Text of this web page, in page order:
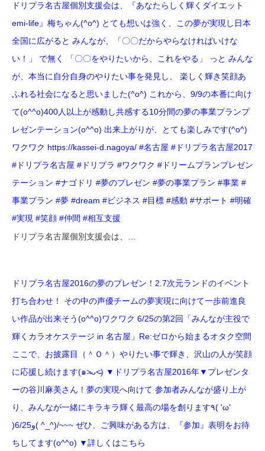
ドリプラ名古屋️個別支援会は、『あなたらしく輝くダイエット
emi-life』梅ちゃん(^o^) とても想いは強く、この夢が実現し日本
全国に広がると みんなが、「〇〇だからやらなければいけな
い！」 で無く 「〇〇をやりたいから、これをやる」 っと みんな
が、本当に自分自身のやりたい事を発見し、 楽しく輝き笑顔あ
ふれる社会になると思いました(^o^) これから、9/9の本番に向け
て(o^^o)400人以上が感動し共感する10分間の夢の事業プラン️プ
レゼンテーション(o^^o) 出来上がりが、とても楽しみです(^o^)
ワクワク https://kassei-d.nagoya/ #名古屋 #ドリプラ名古屋2017
#ドリプラ名古屋 #ドリプラ #ワクワク #ドリームプランプレゼン
テーション #ナゴドリ #夢のプレゼン #夢の事業プラン #事業 #
事業プラン #夢 #dream #ビジネス #目標 #感動 #サポート #明確
#実現 #笑顔 #仲間 #相互支援
ドリプラ名古屋️個別支援会は、…
ドリプラ名古屋2016の夢のプレゼン！2.7次元ランドのイベント
打ち合わせ！ その中の声優チームの夢実現に向けて一歩前進️良
い作品が出来そう(o^^o)ワクワク 6/25の第2回「みんなが主役で
輝くカラオケステージ in 名古屋」Re:ゼロから始まるオタク空間
ここで、お披露目（＾Ｏ＾）やりたい事で輝き、沢山の人が笑顔
に️応援し続けます(๑˃̵ᴗ˂̵) ▼ドリプラ名古屋2016年▼プレゼンタ
ーの谷川麻美さん！夢の実現へ向けて 参加者みんなが盛り上が
り、みんなが一緒にキラキラ輝く最高の場を創ります٩( 'ω'
)و6/25( ^_^)/~~~ ぜひ、ご興味がある方は、『参加』表明をお待
ちしてます(o^^o) ▼詳しくはこちら